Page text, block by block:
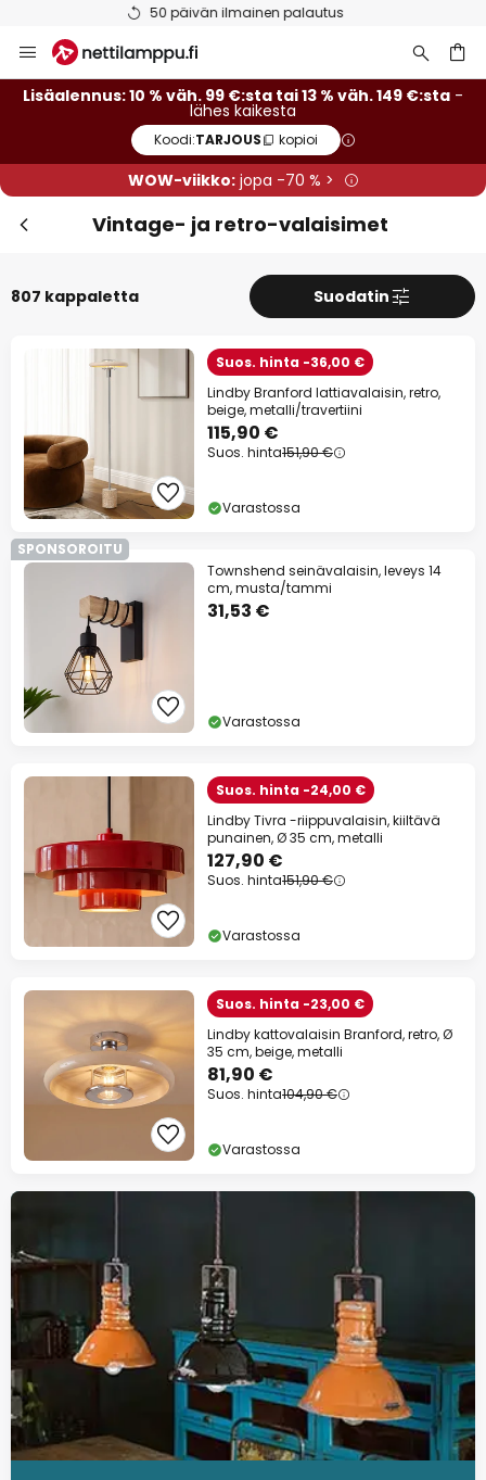
Ilmainen toimitus väh. 99 euron tilauksille
to
Content
Lisäalennus: 10 % väh. 99 €:sta tai 13 % väh. 149 €:sta -
lähes kaikesta
Koodi:TARJOUS kopioi
WOW-viikko:jopa -70 % >
Vintage- ja retro-valaisimet
807 kappaletta Suodatin
Suos. hinta -36,00 €
Lindby Branford lattiavalaisin, retro,
beige, metalli/travertiini
115,90 €
Suos. hinta151,90 €
Varastossa
SPONSOROITU
Townshend seinävalaisin, leveys 14
cm, musta/tammi
31,53 €
Varastossa
Suos. hinta -24,00 €
Lindby Tivra -riippuvalaisin, kiiltävä
punainen, Ø 35 cm, metalli
127,90 €
Suos. hinta151,90 €
Varastossa
Suos. hinta -23,00 €
Lindby kattovalaisin Branford, retro, Ø
35 cm, beige, metalli
81,90 €
Suos. hinta104,90 €
Varastossa
Lisäalennus
13 % alennustaväh. 149 €:sta
10 % alennustaväh. 99 €:sta
lähes kaikesta*
Koodi: TARJOUS kopioi
Tarjouksiin